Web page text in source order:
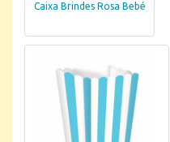
Caixa Brindes Rosa Bebé